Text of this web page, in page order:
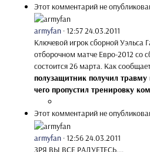
Этот комментарий не
armyfan ·12:57 24.03.2011
Ключевой игрок сборной Уэльса
отборочном матче Евро-2012 со
состоится 26 марта. Как
полузащитник получил
чего пропустил тренировку
Этот комментарий не
armyfan ·12:56 24.03.2011
ЗРЯ ВЫ ВСЕ РАДУЕТЕСЬ....